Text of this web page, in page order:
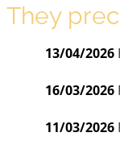
They
13/04/2026
16/03/2026
11/03/2026